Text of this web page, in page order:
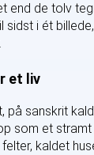
end de tolv
sidst i ét
et liv
på sanskrit
som et
kaldet